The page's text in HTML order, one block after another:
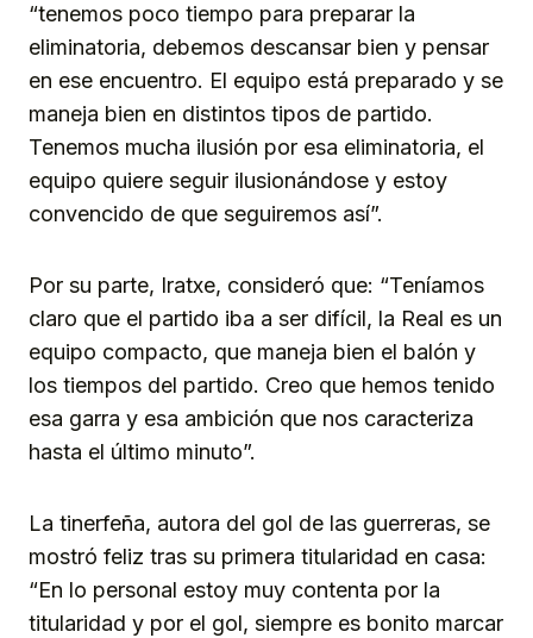
“tenemos poco tiempo para preparar la
eliminatoria, debemos descansar bien y pensar
en ese encuentro. El equipo está preparado y se
maneja bien en distintos tipos de partido.
Tenemos mucha ilusión por esa eliminatoria, el
equipo quiere seguir ilusionándose y estoy
convencido de que seguiremos así”.
Por su parte, Iratxe, consideró que: “Teníamos
claro que el partido iba a ser difícil, la Real es un
equipo compacto, que maneja bien el balón y
los tiempos del partido. Creo que hemos tenido
esa garra y esa ambición que nos caracteriza
hasta el último minuto”.
La tinerfeña, autora del gol de las guerreras, se
mostró feliz tras su primera titularidad en casa:
“En lo personal estoy muy contenta por la
titularidad y por el gol, siempre es bonito marcar